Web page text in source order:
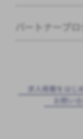
パートナープ
求⼈掲載をはじ
お問い